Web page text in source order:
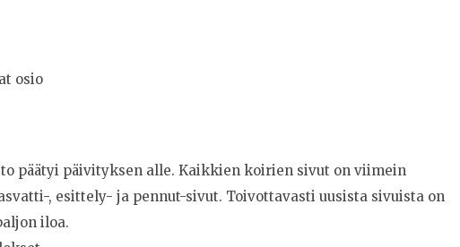
osio
päätyi päivityksen alle. Kaikkien koirien sivut on viimein
, esittely- ja pennut-sivut. Toivottavasti uusista sivuista on
iloa.